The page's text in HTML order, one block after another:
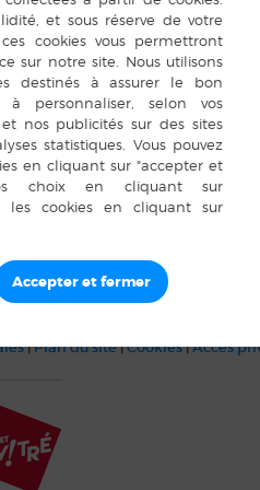
Bais 35
|Plan du site|Cookies|Accès